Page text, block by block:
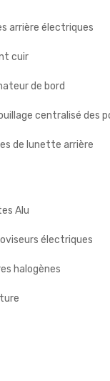
arrière électriques
cuir
de bord
centralisé des
de lunette arrière
Alu
électriques
halogènes